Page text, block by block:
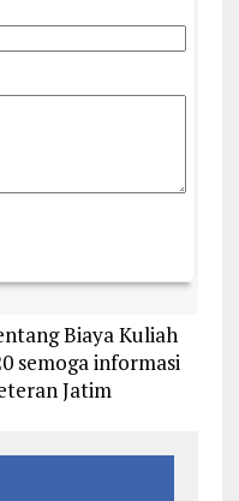
Biaya Kuliah
semoga informasi
Jatim